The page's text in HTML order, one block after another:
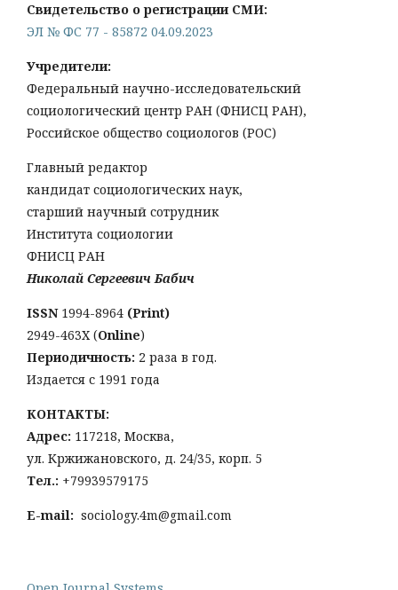
Свидетельство о регистрации СМИ:
ЭЛ № ФС 77 - 85872 04.09.2023
Учредители:
Федеральный научно-исследовательский
социологический центр РАН (ФНИСЦ РАН),
Российское общество социологов (РОС)
Главный редактор
кандидат социологических наук,
старший научный сотрудник
Института социологии
ФНИСЦ РАН
Николай Сергеевич Бабич
ISSN 1994-8964 (Print)
2949-463Х (Online)
Периодичность: 2 раза в год.
Издается с 1991 года
КОНТАКТЫ:
Адрес: 117218, Москва,
ул. Кржижановского, д. 24/35, корп. 5
Тел.: +79939579175
E-mail: sociology.4m@gmail.com